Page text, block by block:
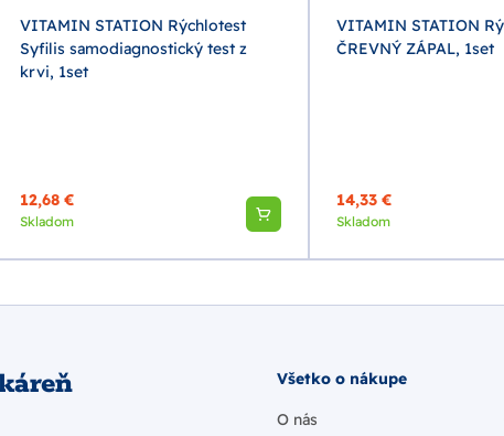
VITAMIN STATION Rýchlotest
Syfilis samodiagnostický test z
krvi, 1set
12,68 €
Skladom
VITAMIN STATION
ČREVNÝ ZÁPAL, 1set
14,33 €
Skladom
Všetko o nákupe
O nás